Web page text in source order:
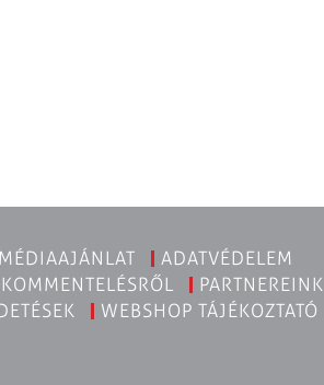
MÉDIAAJÁNLAT
ADATVÉDELEM
PARTNEREINK
WEBSHOP TÁJÉKOZTATÓ